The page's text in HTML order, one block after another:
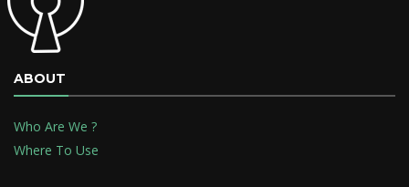
ABOUT
Who Are We ?
Where To Use